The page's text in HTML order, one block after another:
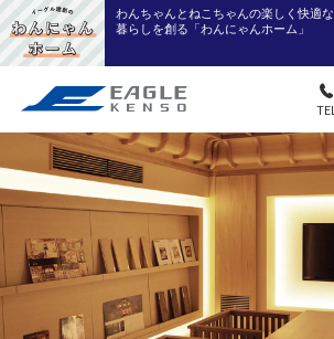
わんちゃんとねこちゃんの楽しく快適な
暮らしを創る「わんにゃんホーム」
TEL